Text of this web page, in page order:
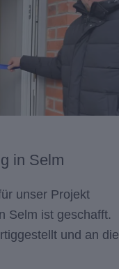
in Selm
unser Projekt
Selm ist geschafft.
und an die